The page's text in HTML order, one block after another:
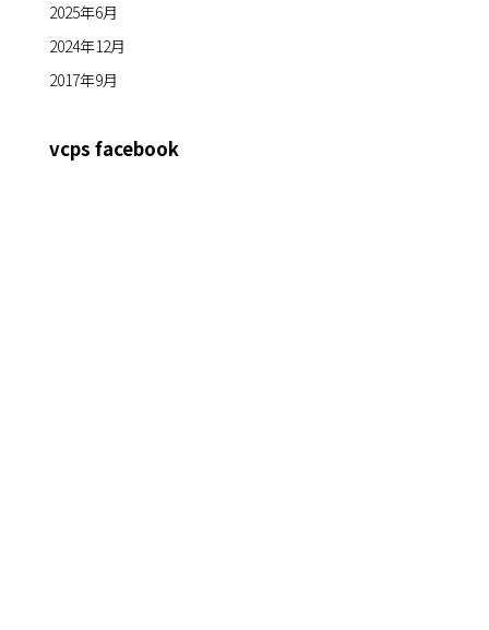
2025年6月
2024年12月
2017年9月
vcps facebook